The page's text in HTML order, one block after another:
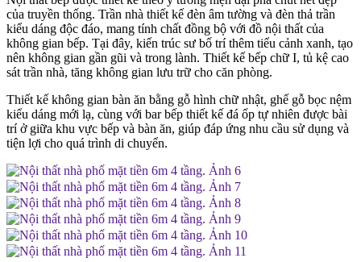
của truyền thống. Trần nhà thiết kế đèn âm tường và đèn thả trần
kiểu dáng độc đáo, mang tính chất đồng bộ với đồ nội thất của
không gian bếp. Tại đây, kiến trúc sư bố trí thêm tiểu cảnh xanh, tạo
nên không gian gần gũi và trong lành. Thiết kế bếp chữ I, tủ kệ cao
sát trần nhà, tăng không gian lưu trữ cho căn phòng.
Thiết kế không gian bàn ăn bằng gỗ hình chữ nhật, ghế gỗ bọc nệm
kiểu dáng mới lạ, cùng với bar bếp thiết kế đá ốp tự nhiên được bài
trí ở giữa khu vực bếp và bàn ăn, giúp đáp ứng nhu cầu sử dụng và
tiện lợi cho quá trình di chuyển.